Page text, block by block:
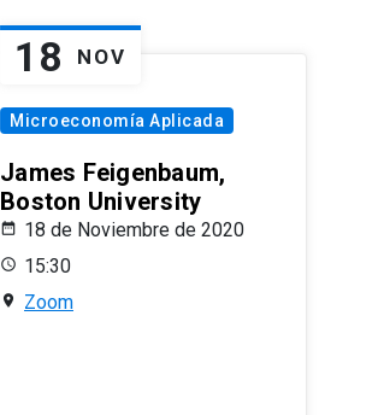
18 NOV
Microeconomía Aplicada
James Feigenbaum,
Boston University
18 de Noviembre de 2020
15:30
Zoom